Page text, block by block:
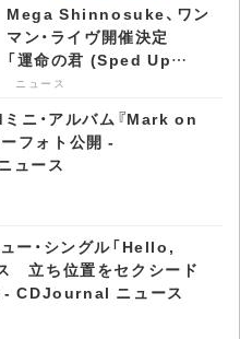
Mega Shinnosuke、ワン
マン・ライヴ開催決定
「運命の君 (Sped Up
Ver.)」配信開始 -
ニュース
ニ・アルバム『Mark on
フォト公開 -
ュース
ー・シングル「Hello,
立ち位置をセクシード
- CDJournal ニュース